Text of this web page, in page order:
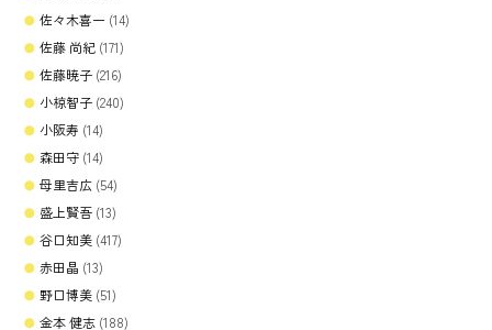
佐々木喜一 (14)
佐藤 尚紀 (171)
佐藤暁子 (216)
小椋智子 (240)
小阪寿 (14)
森田守 (14)
母里吉広 (54)
盛上賢吾 (13)
谷口知美 (417)
赤田晶 (13)
野口博美 (51)
金本 健志 (188)